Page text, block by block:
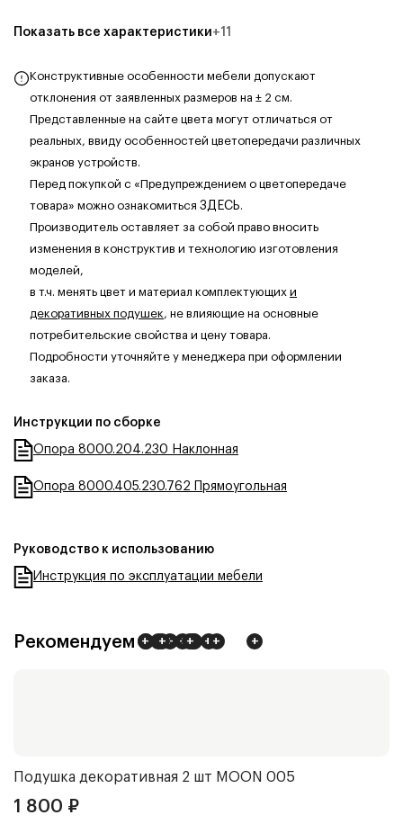
Показать все характеристики+11
Конструктивные особенности мебели допускают
отклонения от заявленных размеров на ± 2 см.
Представленные на сайте цвета могут отличаться от
реальных, ввиду особенностей цветопередачи различных
экранов устройств.
Перед покупкой с «Предупреждением о цветопередаче
товара» можно ознакомиться ЗДЕСЬ.
Производитель оставляет за собой право вносить
изменения в конструктив и технологию изготовления
моделей,
в т.ч. менять цвет и материал комплектующих и
декоративных подушек, не влияющие на основные
потребительские свойства и цену товара.
Подробности уточняйте у менеджера при оформлении
заказа.
Инструкции по сборке
Опора 8000.204.230 Наклонная
Опора 8000.405.230.762 Прямоугольная
Руководство к использованию
Инструкция по эксплуатации мебели
+ + + + + +
+
+
+ + + +
Рекомендуем
Подушка декоративная 2 шт MOON 005
1 800 ₽